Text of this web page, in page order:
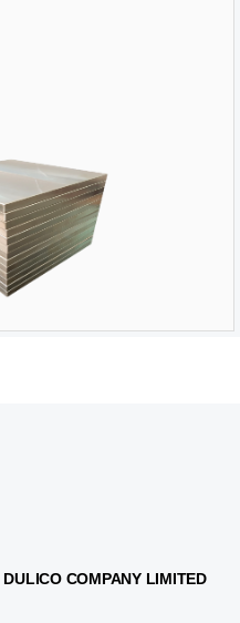
DULICOCOMPANY LIMITED